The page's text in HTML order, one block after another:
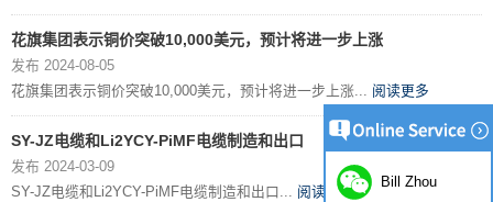
花旗集团表示铜价突破10,000美元，预计将进一步上涨
发布 2024-08-05
花旗集团表示铜价突破10,000美元，预计将进一步上涨... 阅读更多
SY-JZ电缆和Li2YCY-PiMF电缆制造和出口
发布 2024-03-09
SY-JZ电缆和Li2YCY-PiMF电缆制造和出口... 阅读更多
Bill Zhou